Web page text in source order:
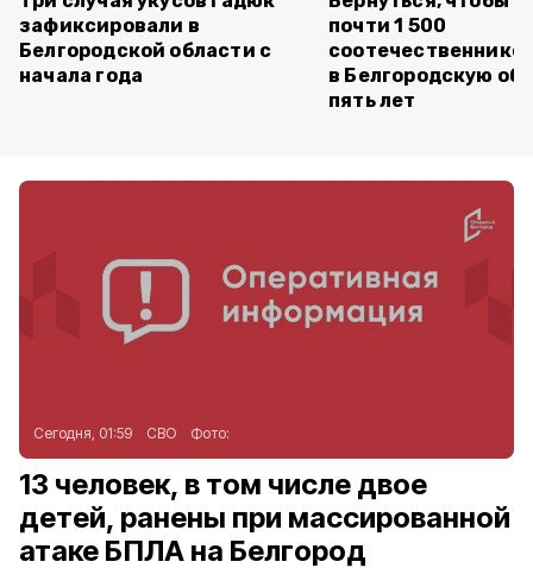
зафиксировали в
Белгородской области с
начала года
почти 1 500
в Белгородскую
пять лет
Сегодня, 01:59 СВО Фото:
13 человек, в том числе двое
детей, ранены при массированной
атаке БПЛА на Белгород